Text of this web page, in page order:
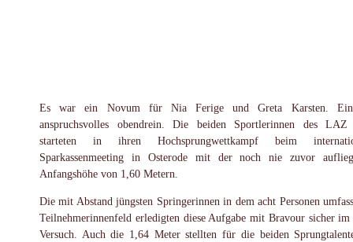
Es war ein Novum für Nia Ferige und Greta Karsten.
anspruchsvolles obendrein. Die beiden Sportlerinnen des LAZ
starteten in ihren Hochsprungwettkampf beim
Sparkassenmeeting in Osterode mit der noch nie zuvor
Anfangshöhe von 1,60 Metern.
Die mit Abstand jüngsten Springerinnen in dem acht Personen
Teilnehmerinnenfeld erledigten diese Aufgabe mit Bravour sicher im
Versuch. Auch die 1,64 Meter stellten für die beiden